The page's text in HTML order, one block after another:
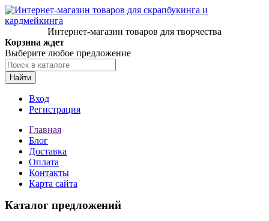
Интернет-магазин товаров для творчества
Корзина ждет
Выберите любое предложение
Найти
Вход
Регистрация
Главная
Блог
Доставка
Оплата
Контакты
Карта сайта
Каталог предложений